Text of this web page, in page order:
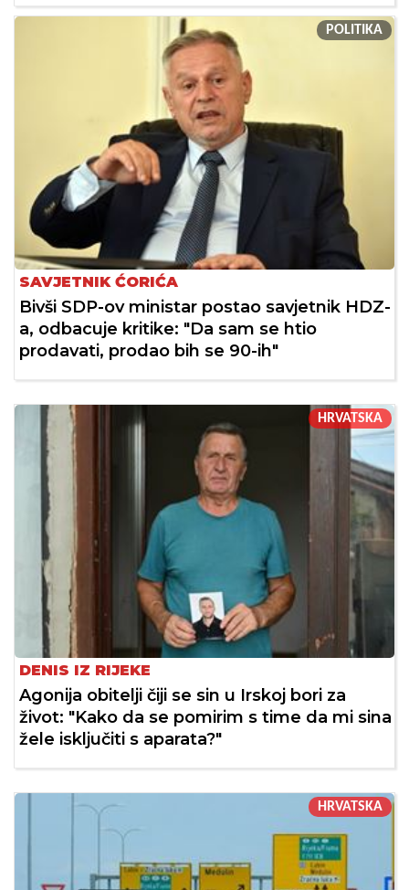
POLITIKA
SAVJETNIK ĆORIĆA
Bivši SDP-ov ministar postao savjetnik HDZ-
a, odbacuje kritike: "Da sam se htio
prodavati, prodao bih se 90-ih"
HRVATSKA
DENIS IZ RIJEKE
Agonija obitelji čiji se sin u Irskoj bori za
život: "Kako da se pomirim s time da mi sina
žele isključiti s aparata?"
HRVATSKA